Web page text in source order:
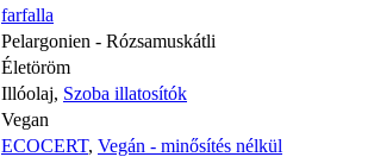
farfalla
Pelargonien - Rózsamuskátli
Életöröm
Illóolaj, Szoba illatosítók
Vegan
ECOCERT, Vegán - minősítés nélkül